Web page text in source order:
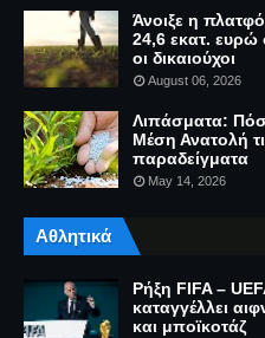
Άνοιξε η
24,6 εκατ. ευρώ
οι δικαιούχοι
August 06, 2026
Λιπάσματα:
Μέση Ανατολή
παραδείγματα
May 14, 2026
Αθλητικά
Ρήξη FIFA –
καταγγέλλει
και μποϊκοτάζ